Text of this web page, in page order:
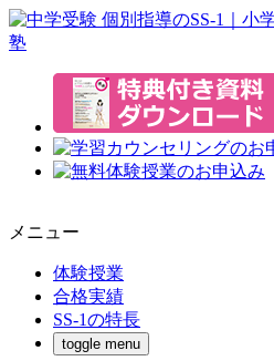
メニュー
体験授業
合格実績
SS-1の特長
toggle menu